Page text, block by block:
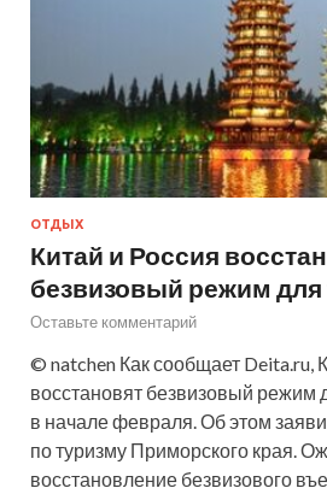
ОТДЫХ
Китай и Россия
безвизовый режим для
Оставьте комментарий
© natchen Как сообщает Deita.ru,
восстановят безвизовый режим
в начале февраля. Об этом
по туризму Приморского края.
восстановление безвизового